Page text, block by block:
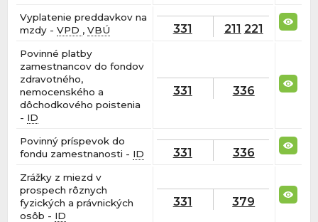
Vyplatenie preddavkov na
mzdy -VPD ,VBÚ 331 211 221
Povinné platby
zamestnancov do fondov
zdravotného,
nemocenského a
dôchodkového poistenia
- ID
331 336
Povinný príspevok do
fondu zamestnanosti - ID 331 336
Zrážky z miezd v
prospech rôznych
fyzických a právnických
osôb - ID
331 379